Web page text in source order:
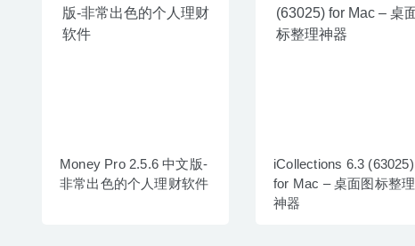
Money Pro 2.5.6 中文版-
非常出色的个人理财软件
iCollections 6.3 (63025)
for Mac – 桌面图标整理
神器